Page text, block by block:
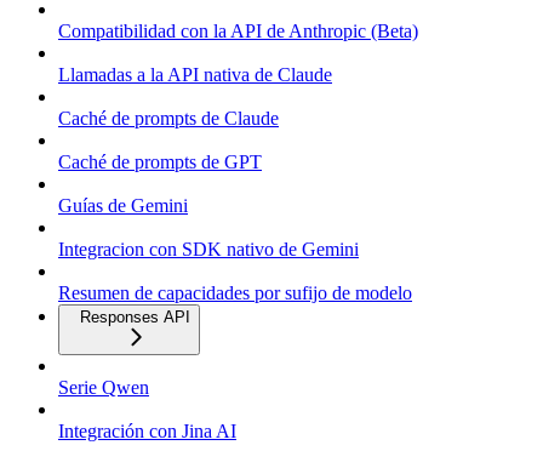
Compatibilidad con la API de Anthropic (Beta)
Llamadas a la API nativa de Claude
Caché de prompts de Claude
Caché de prompts de GPT
Guías de Gemini
Integracion con SDK nativo de Gemini
Resumen de capacidades por sufijo de modelo
Responses API
Serie Qwen
Integración con Jina AI